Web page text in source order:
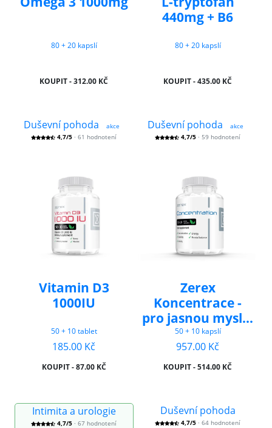
80 + 20 kapslí
KOUPIT - 312.00 KČ
440mg + B6
80 + 20 kapslí
KOUPIT - 435.00 KČ
Duševní pohoda
akce
4,7/5 · 61 hodnotení
Vitamin D3
1000IU
50 + 10 tablet
185.00 Kč
KOUPIT - 87.00 KČ
Duševní pohoda
akce
4,7/5 · 59 hodnotení
Zerex
Koncentrace -
pro jasnou mysl a
harmonii
50 + 10 kapslí
957.00 Kč
KOUPIT - 514.00 KČ
Intimita a urologie
4,7/5 · 67 hodnotení
Duševní pohoda
4,7/5 · 64 hodnotení